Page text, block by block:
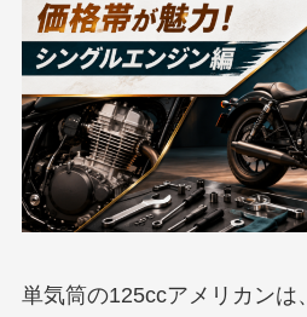
単気筒の125ccアメリカンは